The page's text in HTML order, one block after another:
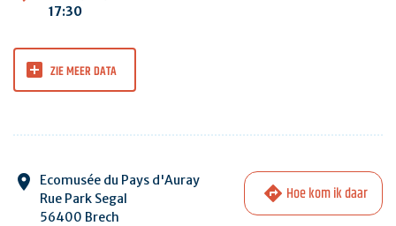
17:30
ZIE MEER DATA
Ecomusée du Pays d'Auray
Rue Park Segal
56400 Brech
Hoe kom ik daar